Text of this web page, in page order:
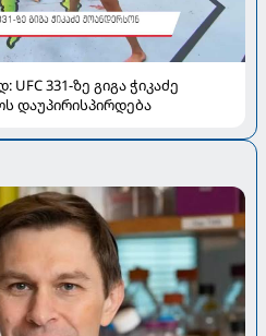
331-ზე გიგა ჭიკაძე
დაუპირისპირდება